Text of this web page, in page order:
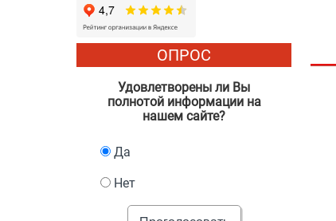
ОПРОС
Удовлетворены ли Вы
полнотой информации на
нашем сайте?
Да
Нет